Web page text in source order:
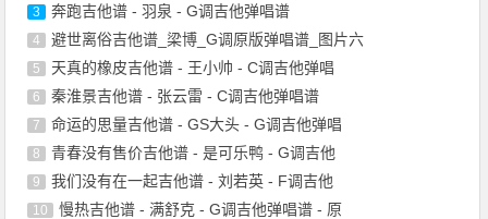
3 奔跑吉他谱 - 羽泉 - G调吉他弹唱谱
4 避世离俗吉他谱_梁博_G调原版弹唱谱_图片六
5 天真的橡皮吉他谱 - 王小帅 - C调吉他弹唱
6 秦淮景吉他谱 - 张云雷 - C调吉他弹唱谱
7 命运的思量吉他谱 - GS大头 - G调吉他弹唱
8 青春没有售价吉他谱 - 是可乐鸭 - G调吉他
9 我们没有在一起吉他谱 - 刘若英 - F调吉他
10 慢热吉他谱 - 满舒克 - G调吉他弹唱谱 - 原